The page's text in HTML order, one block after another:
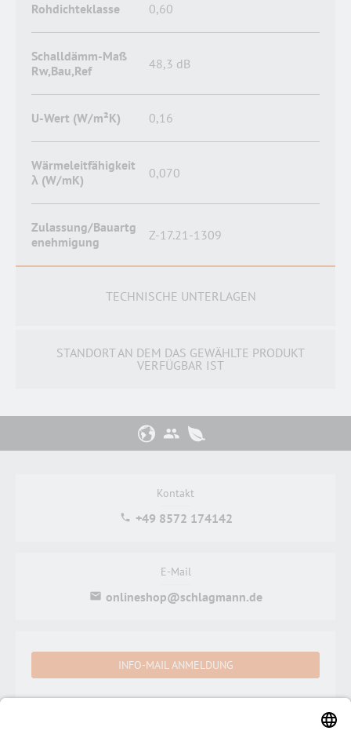
Rohdichteklasse 0,60
Schalldämm-Maß
Rw,Bau,Ref
48,3 dB
U-Wert (W/m²K) 0,16
Wärmeleitfähigkeit
λ (W/mK)
0,070
Zulassung/Bauartg
enehmigung
Z-17.21-1309
TECHNISCHE UNTERLAGEN
STANDORT AN DEM DAS GEWÄHLTE PRODUKT
VERFÜGBAR IST
Kontakt
+49 8572 174142
E-Mail
onlineshop@schlagmann.de
INFO-MAIL ANMELDUNG